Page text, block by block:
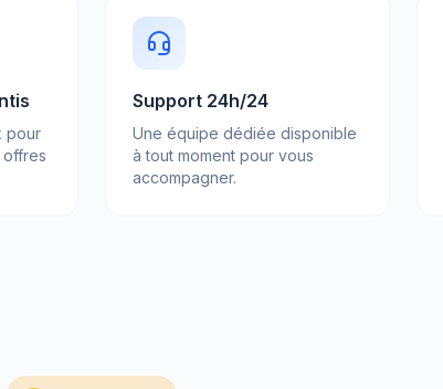
pour
offres
Support 24h/24
Une équipe dédiée disponible
à tout moment pour vous
accompagner.